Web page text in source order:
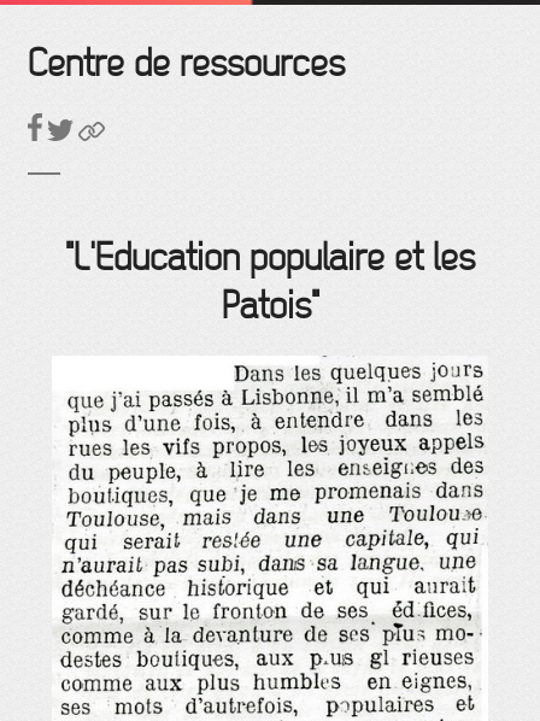
Centre de ressources
"L'Education populaire et les
Patois"